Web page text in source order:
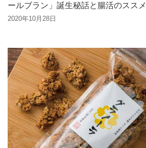
ールブラン」誕生秘話と腸活のススメ
2020年10月28日